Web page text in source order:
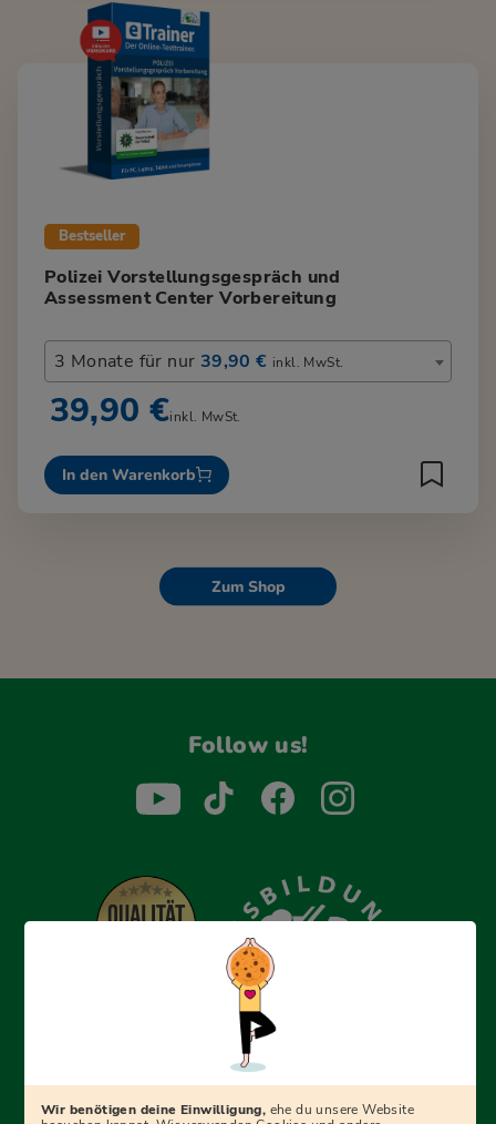
Bestseller
Polizei Vorstellungsgespräch und
Assessment Center Vorbereitung
3 Monate für nur 39,90 € inkl. MwSt.
39,90 €inkl. MwSt.
In den Warenkorb
Zum Shop
Follow us!
Erfolgreich bewerben mit Ausbildungspark: Wir
begleiten dich Schritt für Schritt bei deinem Start in den
Wir benötigen deine Einwilligung, ehe du unsere Website